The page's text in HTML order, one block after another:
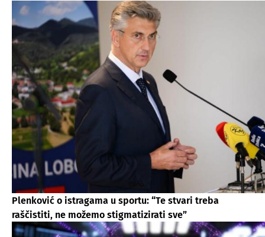
Plenković o istragama u sportu: “Te stvari treba
raščistiti, ne možemo stigmatizirati sve”